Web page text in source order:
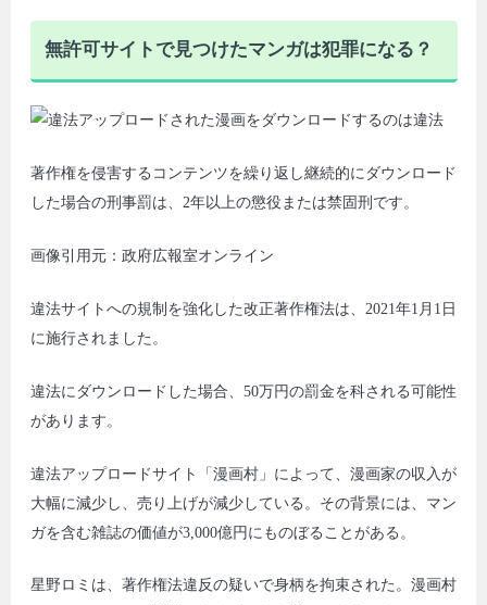
無許可サイトで見つけたマンガは犯罪になる？
著作権を侵害するコンテンツを繰り返し継続的にダウンロード
した場合の刑事罰は、2年以上の懲役または禁固刑です。
画像引用元：政府広報室オンライン
違法サイトへの規制を強化した改正著作権法は、2021年1月1日
に施行されました。
違法にダウンロードした場合、50万円の罰金を科される可能性
があります。
違法アップロードサイト「漫画村」によって、漫画家の収入が
大幅に減少し、売り上げが減少している。その背景には、マン
ガを含む雑誌の価値が3,000億円にものぼることがある。
星野ロミは、著作権法違反の疑いで身柄を拘束された。漫画村